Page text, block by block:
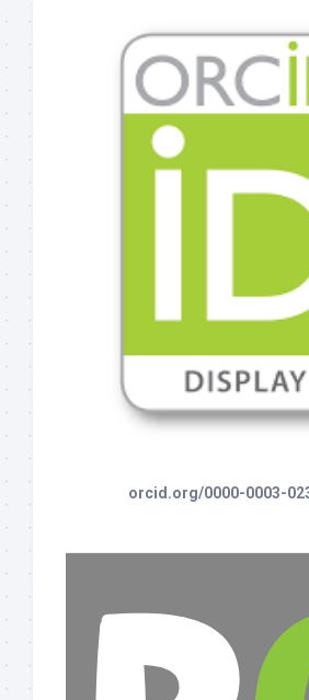
orcid.org/0000-0003-